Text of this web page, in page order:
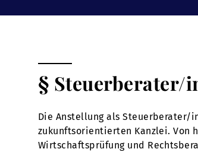
§ Steuerberater/
Die Anstellung als Steuerberater/
zukunftsorientierten Kanzlei. Von
Wirtschaftsprüfung und